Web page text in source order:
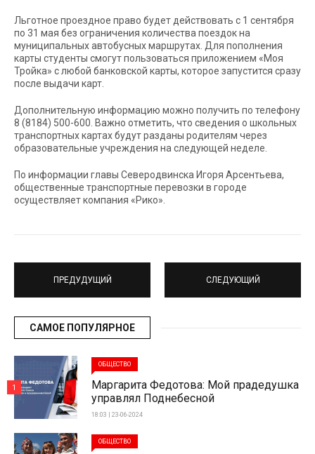
Льготное проездное право будет действовать с 1 сентября
по 31 мая без ограничения количества поездок на
муниципальных автобусных маршрутах. Для пополнения
карты студенты смогут пользоваться приложением «Моя
Тройка» с любой банковской карты, которое запустится сразу
после выдачи карт.
Дополнительную информацию можно получить по телефону
8 (8184) 500-600. Важно отметить, что сведения о школьных
транспортных картах будут разданы родителям через
образовательные учреждения на следующей неделе.
По информации главы Северодвинска Игоря Арсентьева,
общественные транспортные перевозки в городе
осуществляет компания «Рико».
ПРЕДУДУЩИЙ СЛЕДУЮЩИЙ
САМОЕ ПОПУЛЯРНОЕ
ОБЩЕСТВО
Маргарита Федотова: Мой прадедушка
управлял Поднебесной
18:03 | 23-06-2024
1
ОБЩЕСТВО